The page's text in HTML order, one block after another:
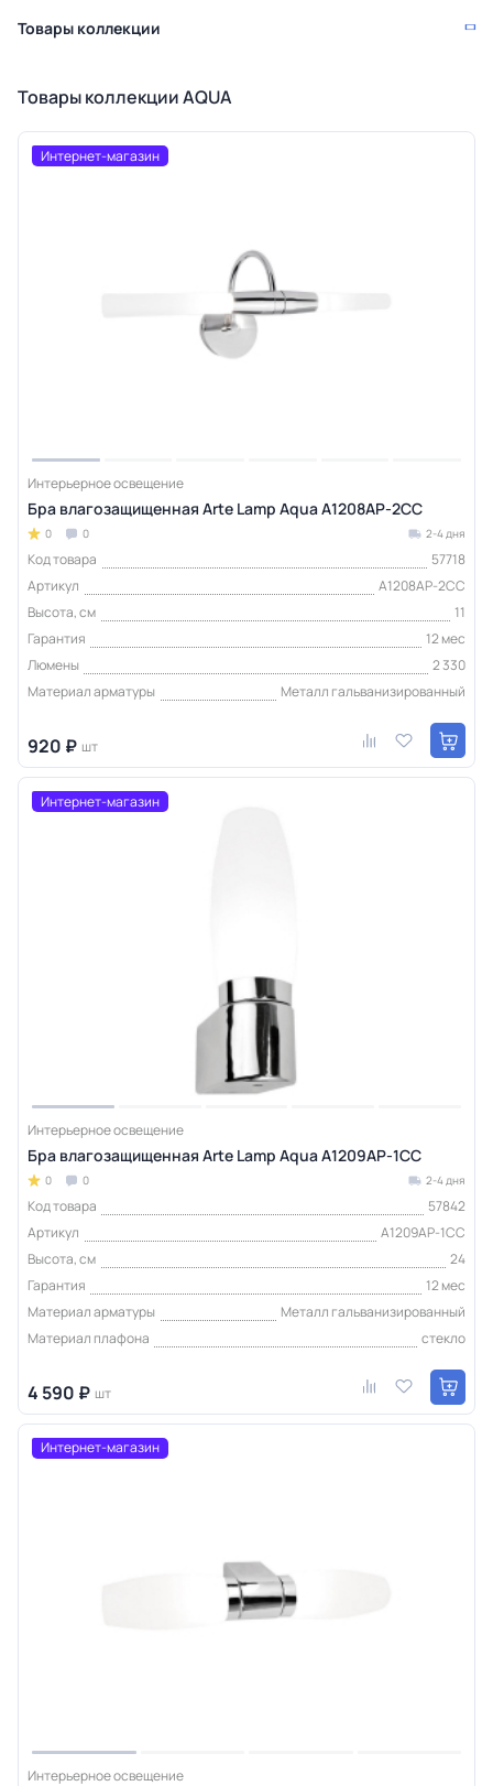
Товары коллекции
Товары коллекции AQUA
Интернет-магазин
Интерьерное освещение
Бра влагозащищенная Arte Lamp Aqua A1208AP-2CC
0 0 2-4 дня
Код товара
57718
Артикул
A1208AP-2CC
Высота, см
11
Гарантия
12 мес
Люмены
2 330
Материал арматуры
Металл гальванизированный
920 ₽ шт
Интернет-магазин
Интерьерное освещение
Бра влагозащищенная Arte Lamp Aqua A1209AP-1CC
0 0 2-4 дня
Код товара
57842
Артикул
A1209AP-1CC
Высота, см
24
Гарантия
12 мес
Материал арматуры
Металл гальванизированный
Материал плафона
стекло
4 590 ₽ шт
Интернет-магазин
Интерьерное освещение